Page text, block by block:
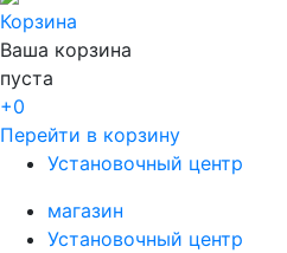
Корзина
Ваша корзина
пуста
+0
Перейти в корзину
Установочный центр
магазин
Установочный центр